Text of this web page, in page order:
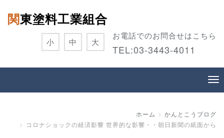
関東塗料工業組合
お電話でのお問合せはこちら
TEL:03-3443-4011
小 中 大
ホーム
かんとこうブログ
コロナショックの経済影響 世界的な影響・・朝日新聞の紙面から